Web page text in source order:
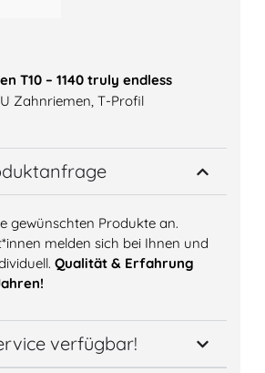
T10 – 1140 truly endless
Zahnriemen, T-Profil
gewünschten Produkte an.
melden sich bei Ihnen und
Qualität & Erfahrung
verfügbar!